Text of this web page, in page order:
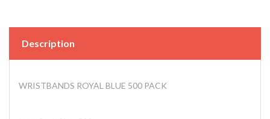
Description
WRISTBANDS ROYAL BLUE 500 PACK